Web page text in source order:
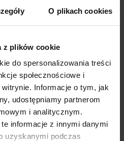
O plikach cookies
z plików cookie
do spersonalizowania treści
społecznościowe i
Informacje o tym, jak
udostępniamy partnerom
i analitycznym.
informacje z innymi danymi
uzyskanymi podczas
12V (AR111), 230V (ES111)
LED 16,3W, doskonale
może być wychylane
montowana w większości
wybranej wersji
x 27cm
zależy od zakupionego